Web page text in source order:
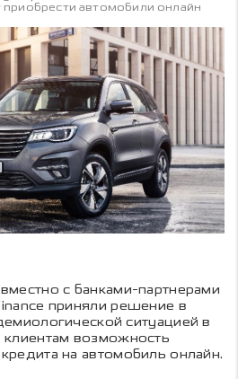
приобрести автомобили онлайн
с банками-партнерами
приняли решение в
ситуацией в
клиентам возможность
на автомобиль онлайн.